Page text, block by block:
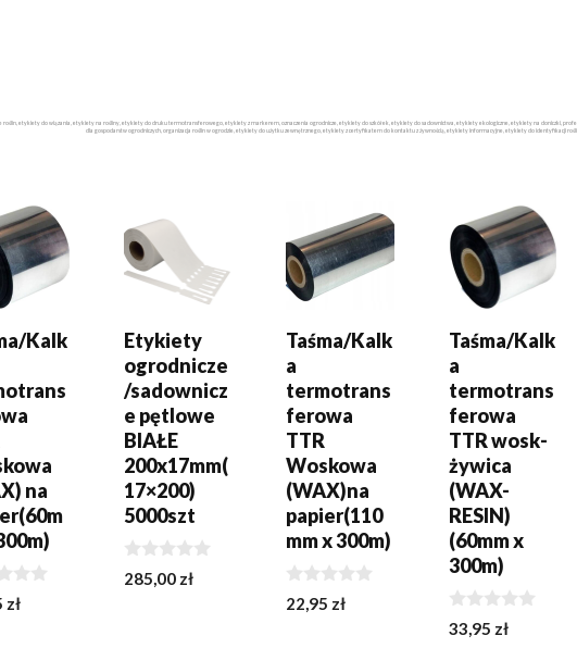
roślin, etykiety do wiązania, etykiety na rośliny, etykiety do druku termotransferowego, etykiety z markerem, oznaczenia ogrodnicze, etykiety do szkółek, etykiety do sadownictwa, etykiety ekologiczne, etykiety na
dla gospodarstw ogrodniczych, organizacja roślin w ogrodzie, etykiety do użytku zewnętrznego, etykiety z certyfikatem do kontaktu z żywnością, etykiety informacyjne, etykiety do identyfikacji
Kalk
na
zł
Etykiety
ogrodnicze
/sadownicz
e pętlowe
BIAŁE
200x17mm(
17×200)
5000szt
0
z
285,00 zł
Taśma/Kalk
a
termotrans
ferowa
TTR
Woskowa
(WAX)na
papier(110
mm x 300m)
0
z
22,95 zł
Taśma/Kalk
a
termotrans
ferowa
TTR wosk-
żywica
(WAX-
RESIN)
(60mm x
300m)
0
z
33,95 zł